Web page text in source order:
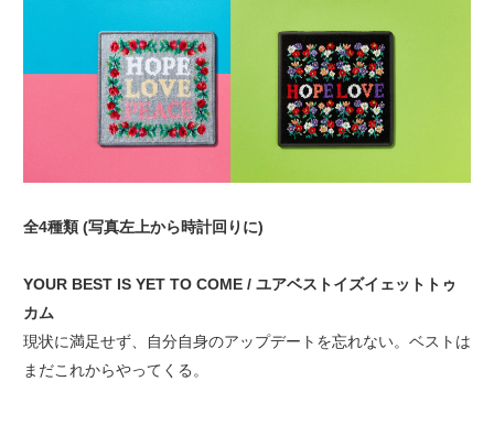
全4種類 (写真左上から時計回りに)
YOUR BEST IS YET TO COME / ユアベストイズイェットトゥ
カム
現状に満足せず、自分自身のアップデートを忘れない。ベストは
まだこれからやってくる。